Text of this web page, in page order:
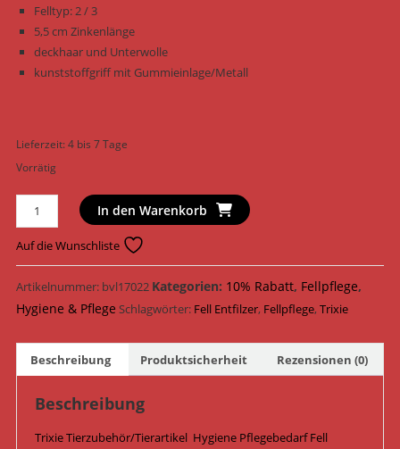
Felltyp: 2 / 3
5,5 cm Zinkenlänge
deckhaar und Unterwolle
kunststoffgriff mit Gummieinlage/Metall
Lieferzeit:4 bis 7 Tage
Vorrätig
Trixie
Hygiene
Pflegebedarf
Fell
Entfilzer
24162
In den Warenkorb
Auf die Wunschliste
Artikelnummer: bvl17022 Kategorien: 10% Rabatt, Fellpflege,
Hygiene & Pflege Schlagwörter: Fell Entfilzer, Fellpflege,Trixie
Beschreibung Produktsicherheit Rezensionen (0)
Beschreibung
Trixie Tierzubehör/Tierartikel Hygiene Pflegebedarf Fell